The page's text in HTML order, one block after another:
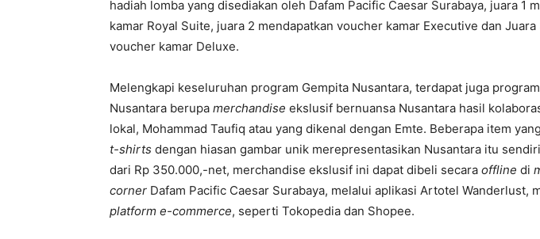
hadiah lomba yang disediakan oleh Dafam Pacific Caesar Surabaya, juara 1
kamar Royal Suite, juara 2 mendapatkan voucher kamar Executive dan
voucher kamar Deluxe.
Melengkapi keseluruhan program Gempita Nusantara, terdapat juga
Nusantara berupa merchandise ekslusif bernuansa Nusantara hasil
lokal, Mohammad Taufiq atau yang dikenal dengan Emte. Beberapa item
t-shirts dengan hiasan gambar unik merepresentasikan Nusantara itu
dari Rp 350.000,-net, merchandise ekslusif ini dapat dibeli secara offline di
corner Dafam Pacific Caesar Surabaya, melalui aplikasi Artotel Wanderlust,
platform e-commerce, seperti Tokopedia dan Shopee.